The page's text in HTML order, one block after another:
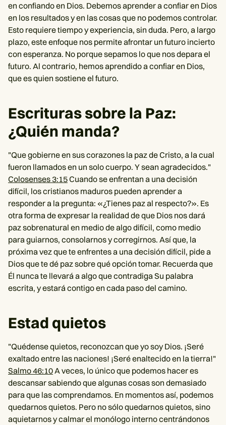
en confiando en Dios. Debemos aprender a confiar en Dios
en los resultados y en las cosas que no podemos controlar.
Esto requiere tiempo y experiencia, sin duda. Pero, a largo
plazo, este enfoque nos permite afrontar un futuro incierto
con esperanza. No porque sepamos lo que nos depara el
futuro. Al contrario, hemos aprendido a confiar en Dios,
que es quien sostiene el futuro.
Escrituras sobre la Paz:
¿Quién manda?
"Que gobierne en sus corazones la paz de Cristo, a la cual
fueron llamados en un solo cuerpo. Y sean agradecidos."
Colosenses 3:15Cuando se enfrentan a una decisión
difícil, los cristianos maduros pueden aprender a
responder a la pregunta: «¿Tienes paz al respecto?». Es
otra forma de expresar la realidad de que Dios nos dará
paz sobrenatural en medio de algo difícil, como medio
para guiarnos, consolarnos y corregirnos. Así que, la
próxima vez que te enfrentes a una decisión difícil, pide a
Dios que te dé paz sobre qué opción tomar. Recuerda que
Él nunca te llevará a algo que contradiga Su palabra
escrita, y estará contigo en cada paso del camino.
Estad quietos
"Quédense quietos, reconozcan que yo soy Dios. ¡Seré
exaltado entre las naciones! ¡Seré enaltecido en la tierra!"
Salmo 46:10A veces, lo único que podemos hacer es
descansar sabiendo que algunas cosas son demasiado
para que las comprendamos. En momentos así, podemos
quedarnos quietos. Pero no sólo quedarnos quietos, sino
aquietarnos y calmar el monólogo interno centrándonos